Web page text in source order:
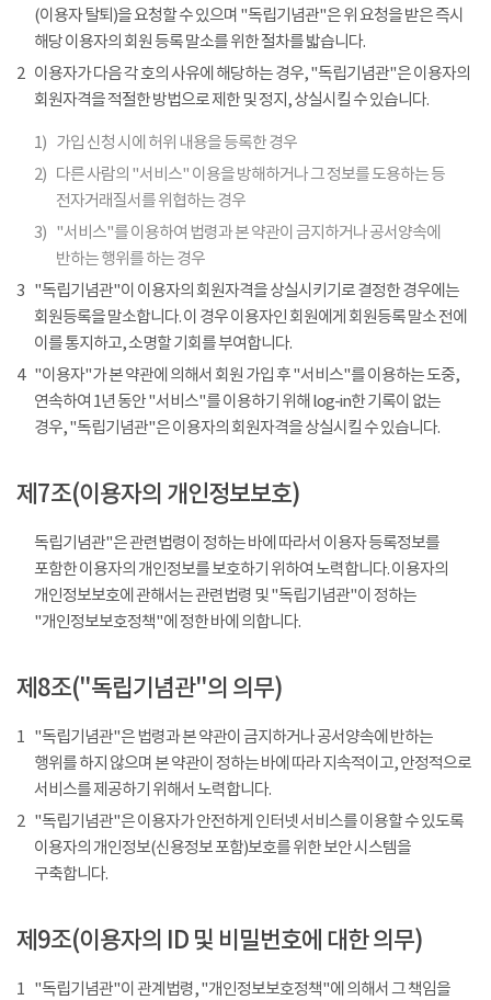
(이용자 탈퇴)을 요청할 수 있으며 "독립기념관"은 위 요청을 받은 즉시
해당 이용자의 회원 등록 말소를 위한 절차를 밟습니다.
2 이용자가 다음 각 호의 사유에 해당하는 경우, "독립기념관"은 이용자의
회원자격을 적절한 방법으로 제한 및 정지, 상실시킬 수 있습니다.
1) 가입 신청 시에 허위 내용을 등록한 경우
2) 다른 사람의 "서비스" 이용을 방해하거나 그 정보를 도용하는 등
전자거래질서를 위협하는 경우
3) "서비스"를 이용하여 법령과 본 약관이 금지하거나 공서양속에
반하는 행위를 하는 경우
3 "독립기념관"이 이용자의 회원자격을 상실시키기로 결정한 경우에는
회원등록을 말소합니다. 이 경우 이용자인 회원에게 회원등록 말소 전에
이를 통지하고, 소명할 기회를 부여합니다.
4
"이용자"가 본 약관에 의해서 회원 가입 후 "서비스"를 이용하는 도중,
연속하여 1년 동안 "서비스"를 이용하기 위해 log-in한 기록이 없는
경우, "독립기념관"은 이용자의 회원자격을 상실시킬 수 있습니다.
제7조(이용자의 개인정보보호)
독립기념관"은 관련법령이 정하는 바에 따라서 이용자 등록정보를
포함한 이용자의 개인정보를 보호하기 위하여 노력합니다. 이용자의
개인정보보호에 관해서는 관련법령 및 "독립기념관"이 정하는
"개인정보보호정책"에 정한 바에 의합니다.
제8조("독립기념관"의 의무)
1 "독립기념관"은 법령과 본 약관이 금지하거나 공서양속에 반하는
행위를 하지 않으며 본 약관이 정하는 바에 따라 지속적이고, 안정적으로
서비스를 제공하기 위해서 노력합니다.
2 "독립기념관"은 이용자가 안전하게 인터넷 서비스를 이용할 수 있도록
이용자의 개인정보(신용정보 포함)보호를 위한 보안 시스템을
구축합니다.
제9조(이용자의 ID 및 비밀번호에 대한 의무)
1 "독립기념관"이 관계법령, "개인정보보호정책"에 의해서 그 책임을